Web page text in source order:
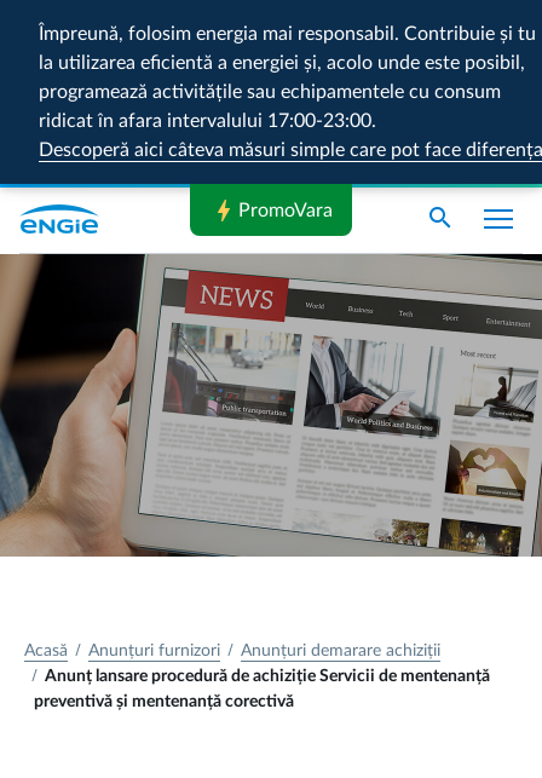
Împreună, folosim energia mai responsabil. Contribuie și tu
la utilizarea eficientă a energiei și, acolo unde este posibil,
programează activitățile sau echipamentele cu consum
ridicat în afara intervalului 17:00-23:00.
Descoperă aici câteva măsuri simple care pot face diferența
search
Acasă Anunțuri furnizori
Anunțuri demarare achiziții
Anunț lansare procedură de achiziție Servicii de mentenanță
preventivă și mentenanță corectivă
bolt PromoVara